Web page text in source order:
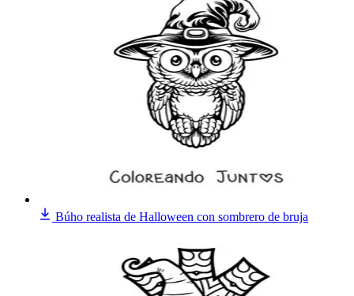
Búho realista de Halloween con sombrero de bruja